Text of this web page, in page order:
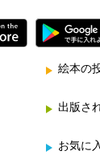
絵本の
出版さ
お気に